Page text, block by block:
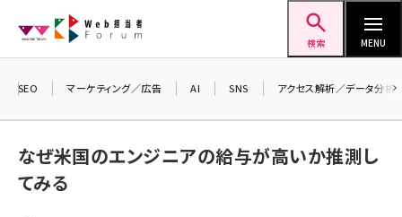
ン
検索 MENU
SEO マーケティング／広告 AI SNS アクセス解析／データ分析
なぜ米国のエンジニアの給与が高いか推測し
てみる
る